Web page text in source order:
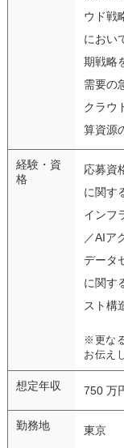
ウド戦
におい
期戦略
需要の
クラウ
算資源
経験・資
格
応募資
に関す
インフ
／AIア
データ
に関す
スト構
※更な
お伝え
想定年収 750 万
勤務地 東京